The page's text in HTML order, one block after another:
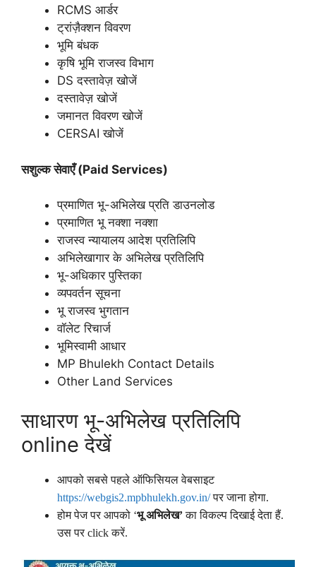
RCMS आर्डर
ट्रांज़ैक्शन विवरण
भूमि बंधक
कृषि भूमि राजस्व विभाग
DS दस्तावेज़ खोजें
दस्तावेज़ खोजें
जमानत विवरण खोजें
CERSAI खोजें
सशुल्क सेवाएँ (Paid Services)
प्रमाणित भू-अभिलेख प्रति डाउनलोड
प्रमाणित भू नक्शा नक्शा
राजस्व न्यायालय आदेश प्रतिलिपि
अभिलेखागार के अभिलेख प्रतिलिपि
भू-अधिकार पुस्तिका
व्यपवर्तन सूचना
भू राजस्व भुगतान
वॉलेट रिचार्ज
भूमिस्वामी आधार
MP Bhulekh Contact Details
Other Land Services
साधारण भू-अभिलेख प्रतिलिपि
online देखें
आपको सबसे पहले ऑफिसियल वेबसाइट
https://webgis2.mpbhulekh.gov.in/पर जाना होगा.
होम पेज पर आपको ‘भू अभिलेख’का विकल्प दिखाई देता हैं.
उस पर click करें.